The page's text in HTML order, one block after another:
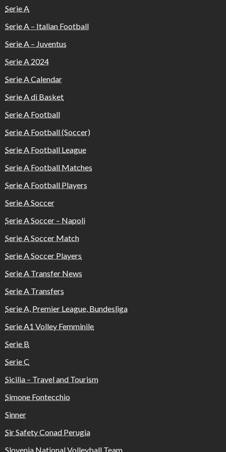
Serie A
Serie A – Italian Football
Serie A – Juventus
Serie A 2024
Serie A Calendar
Serie A di Basket
Serie A Football
Serie A Football (Soccer)
Serie A Football League
Serie A Football Matches
Serie A Football Players
Serie A Soccer
Serie A Soccer – Napoli
Serie A Soccer Match
Serie A Soccer Players
Serie A Transfer News
Serie A Transfers
Serie A, Premier League, Bundesliga
Serie A1 Volley Femminile
Serie B
Serie C
Sicilia – Travel and Tourism
Simone Fontecchio
Sinner
Sir Safety Conad Perugia
Slovenia National Volleyball Team